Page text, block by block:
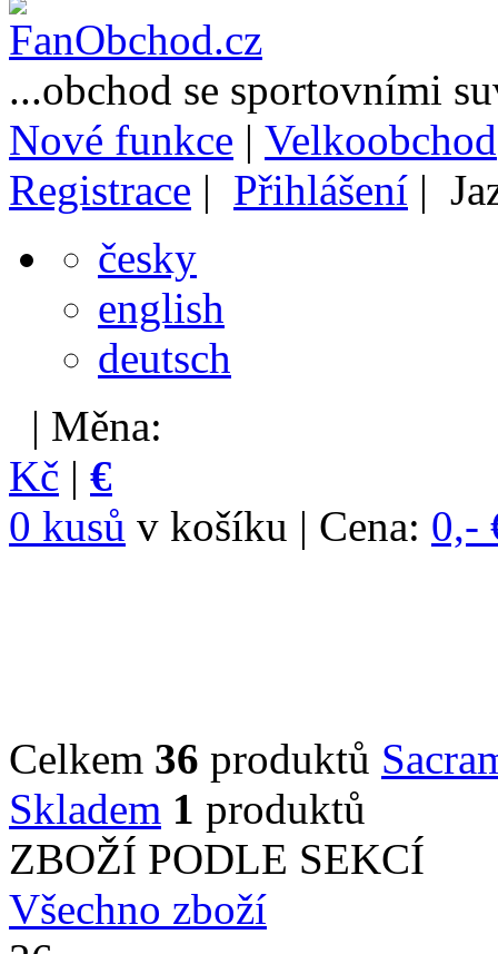
...obchod se sportovními
Nové funkce | Velkoobchod
Registrace | Přihlášení |
česky
english
deutsch
| Měna:
Kč | €
0 kusů v košíku | Cena: 0,-
Celkem 36 produktů
Skladem 1 produktů
ZBOŽÍ PODLE SEKCÍ
Všechno zboží